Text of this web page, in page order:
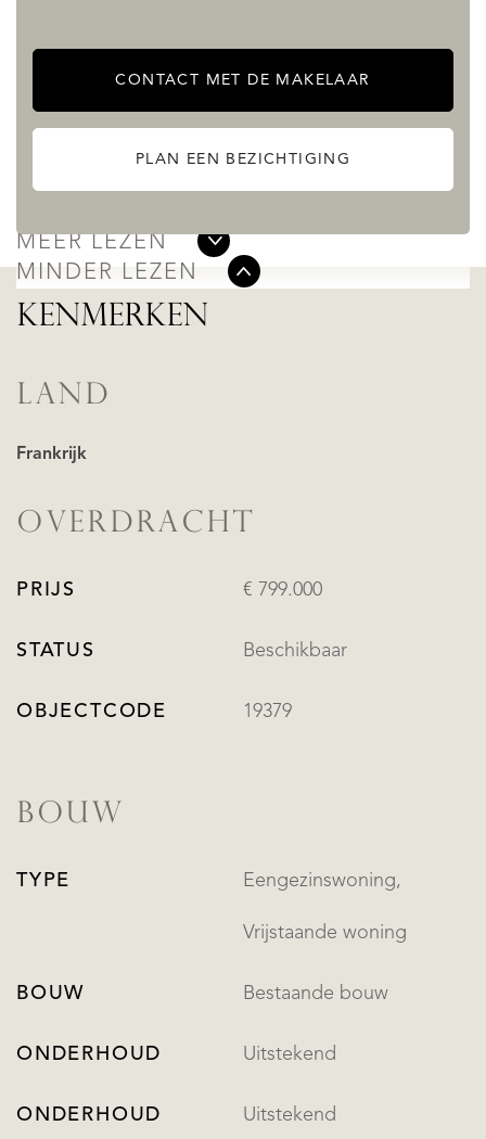
• Garage (25 m²) with remote-controlled door
MEER LEZEN
MINDER LEZEN
CONTACT MET DE MAKELAAR
PLAN EEN BEZICHTIGING
KENMERKEN
LAND
Frankrijk
OVERDRACHT
PRIJS € 799.000
STATUS Beschikbaar
OBJECTCODE 19379
BOUW
TYPE Eengezinswoning,
Vrijstaande woning
BOUW Bestaande bouw
ONDERHOUD Uitstekend
ONDERHOUD Uitstekend